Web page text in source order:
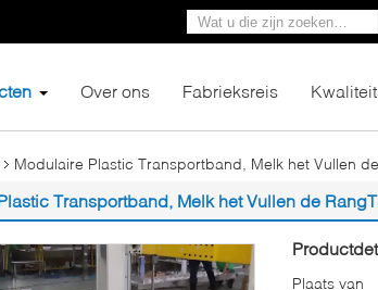
Over ons Fabrieksreis
Modulaire Plastic Transportband, Melk het Vullen
Transportband, Melk het Vullen de
Plaats van